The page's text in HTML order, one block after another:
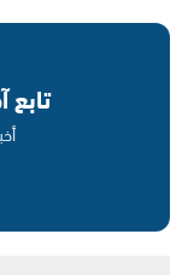
تابع